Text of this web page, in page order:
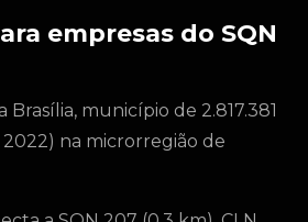
empresas do SQN
Brasília, município de 2.817.381
2022) na microrregião de